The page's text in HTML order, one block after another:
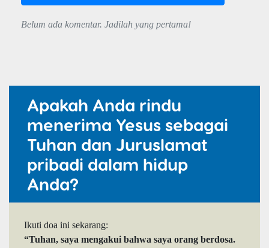
Belum ada komentar. Jadilah yang pertama!
Apakah Anda rindu
menerima Yesus sebagai
Tuhan dan Juruslamat
pribadi dalam hidup
Anda?
Ikuti doa ini sekarang:
“Tuhan, saya mengakui bahwa saya orang berdosa.